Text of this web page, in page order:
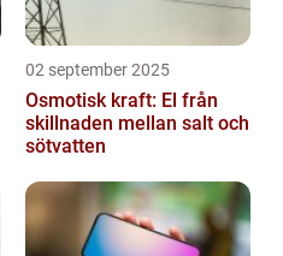
02 september 2025
Osmotisk kraft: El från
skillnaden mellan salt och
sötvatten